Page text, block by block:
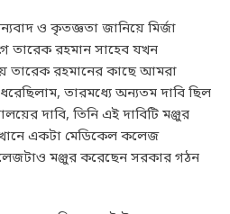
ও কৃতজ্ঞতা জানিয়ে মির্জা
তারেক রহমান সাহেব যখন
রহমানের কাছে আমরা
তারমধ্যে অন্যতম দাবি ছিল
দাবি, তিনি এই দাবিটি মঞ্জুর
একটা মেডিকেল কলেজ
মঞ্জুর করেছেন সরকার গঠন